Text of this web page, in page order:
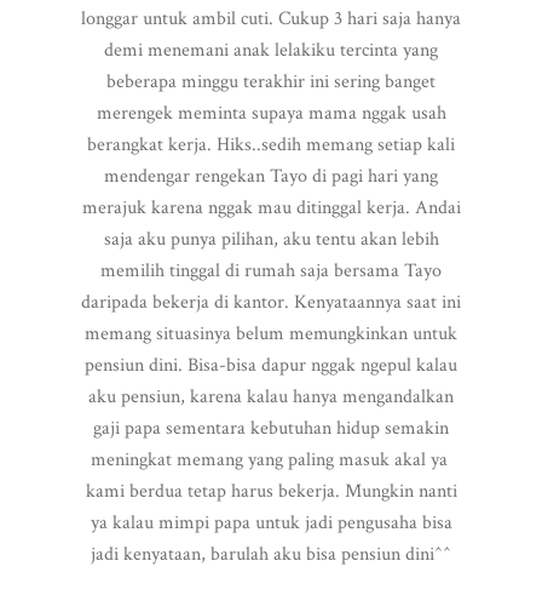
longgar untuk ambil cuti. Cukup 3 hari saja hanya
demi menemani anak lelakiku tercinta yang
beberapa minggu terakhir ini sering banget
merengek meminta supaya mama nggak usah
berangkat kerja. Hiks..sedih memang setiap kali
mendengar rengekan Tayo di pagi hari yang
merajuk karena nggak mau ditinggal kerja. Andai
saja aku punya pilihan, aku tentu akan lebih
memilih tinggal di rumah saja bersama Tayo
daripada bekerja di kantor. Kenyataannya saat ini
memang situasinya belum memungkinkan untuk
pensiun dini. Bisa-bisa dapur nggak ngepul kalau
aku pensiun, karena kalau hanya mengandalkan
gaji papa sementara kebutuhan hidup semakin
meningkat memang yang paling masuk akal ya
kami berdua tetap harus bekerja. Mungkin nanti
ya kalau mimpi papa untuk jadi pengusaha bisa
jadi kenyataan, barulah aku bisa pensiun dini^^